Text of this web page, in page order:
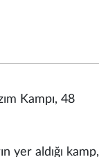
Kampı, 48
yer aldığı kamp,